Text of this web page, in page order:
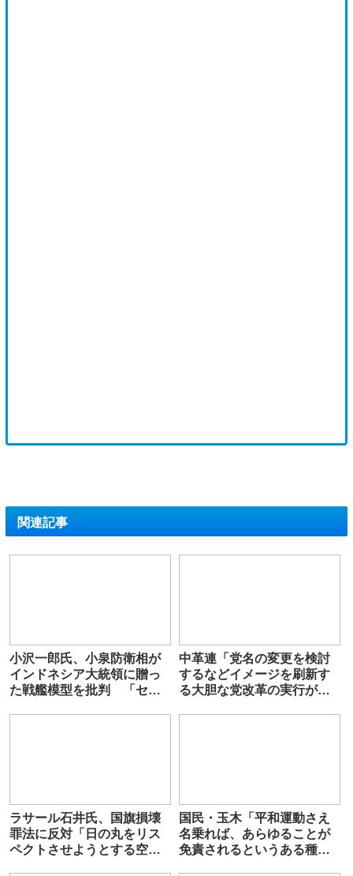
関連記事
小沢一郎氏、小泉防衛相が
インドネシア大統領に贈っ
た戦艦模型を批判 「セン
中革連「党名の変更を検討
するなどイメージを刷新す
る大胆な党改革の実行が不
ラサール石井氏、国旗損壊
罪法に反対「日の丸をリス
ペクトさせようとする空気
国民・玉木「平和運動さえ
名乗れば、あらゆることが
免責されるというある種の